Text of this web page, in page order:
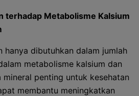
terhadap Metabolisme Kalsium
hanya dibutuhkan dalam jumlah
metabolisme kalsium dan
mineral penting untuk kesehatan
membantu meningkatkan